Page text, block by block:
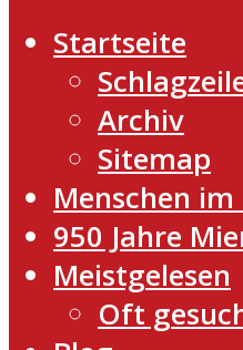
Startseite
Archiv
Sitemap
Menschen im
950 Jahre
Meistgelesen
Oft